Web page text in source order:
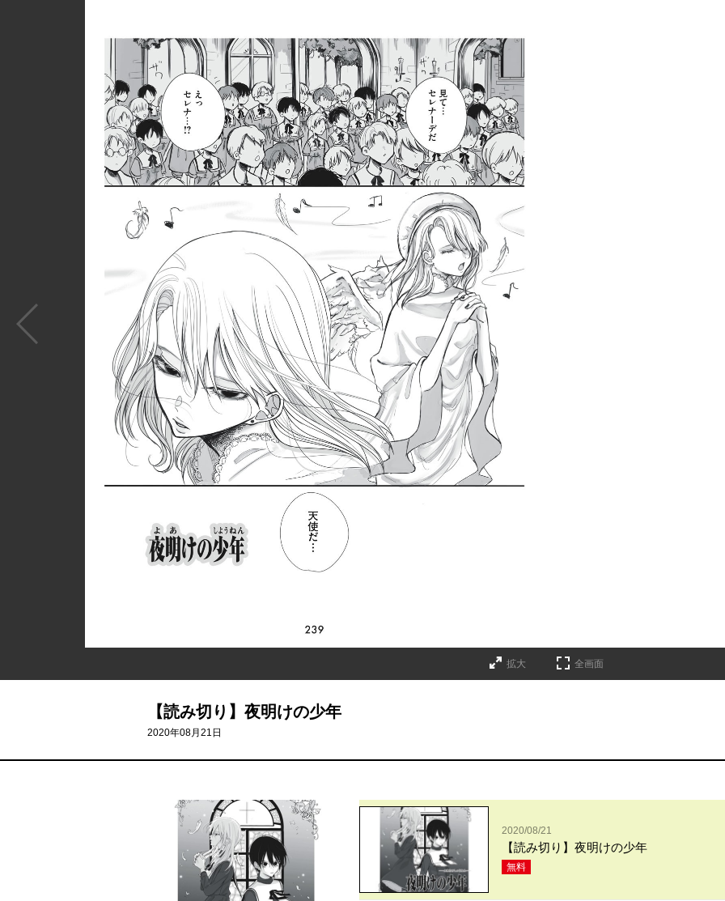
拡大 全画面
【読み切り】夜明けの少年
2020年08月21日
2020/08/21
【読み切り】夜明けの少年
無料